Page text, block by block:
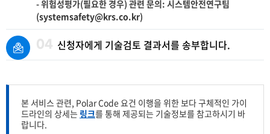
- 위험성평가(필요한 경우) 관련 문의: 시스템안전연구팀
(systemsafety@krs.co.kr)
04 신청자에게 기술검토 결과서를 송부합니다.
본 서비스 관련, Polar Code 요건 이행을 위한 보다 구체적인 가이
드라인의 상세는 링크를 통해 제공되는 기술정보를 참고하시기 바
랍니다.